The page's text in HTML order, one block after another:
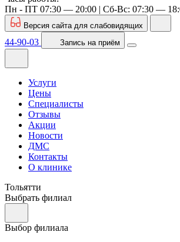
Пн - ПТ 07:30 — 20:00 | Cб-Вс: 07:30 —
Версия сайта для слабовидящих
44-90-03
Запись на приём
Услуги
Цены
Специалисты
Отзывы
Акции
Новости
ДМС
Контакты
О клинике
Тольятти
Выбрать филиал
Выбор филиала